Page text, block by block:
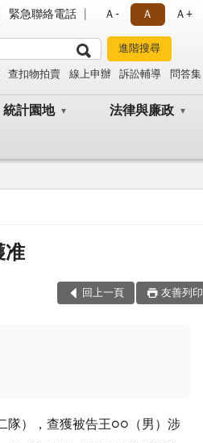
緊急聯絡電話 Ａ- Ａ Ａ+
查扣物拍賣 線上申辦 訴訟輔導 問答集
統計園地 法律與廉政
准
回上一頁 友善列印
隊），查獲被告王○○（男）涉